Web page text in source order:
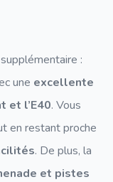
:
une excellente
et l’E40. Vous
en restant proche
. De plus, la
et pistes